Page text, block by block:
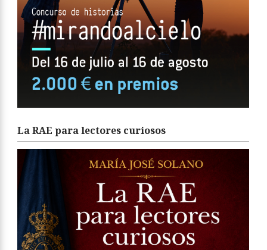
La RAE para lectores curiosos